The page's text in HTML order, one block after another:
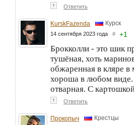
↑ Ответить
KurskFazenda Курск
14 сентября 2023 года # +1
Брокколли - это шик
тушёная, хоть
обжаренная в кляре в
хороша в любом
отварная. С
↑ Ответить
Прокопыч Крестцы